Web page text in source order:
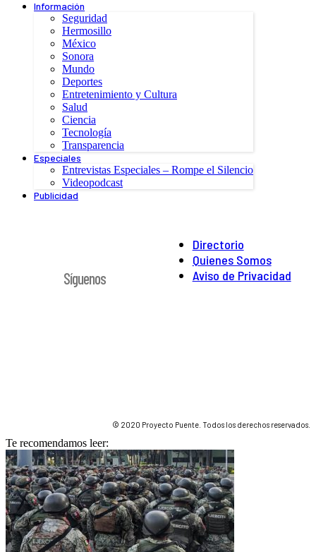
Información
Seguridad
Hermosillo
México
Sonora
Mundo
Deportes
Entretenimiento y Cultura
Salud
Ciencia
Tecnología
Transparencia
Especiales
Entrevistas Especiales – Rompe el Silencio
Videopodcast
Publicidad
Directorio
Quienes Somos
Aviso de Privacidad
Síguenos
© 2020 Proyecto Puente. Todos los derechos reservados.
Te recomendamos leer: